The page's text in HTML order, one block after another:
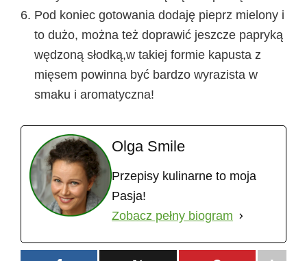
Pod koniec gotowania dodaję pieprz mielony i
to dużo, można też doprawić jeszcze papryką
wędzoną słodką,w takiej formie kapusta z
mięsem powinna być bardzo wyrazista w
smaku i aromatyczna!
Olga Smile
Przepisy kulinarne to moja
Pasja!
Zobacz pełny biogram